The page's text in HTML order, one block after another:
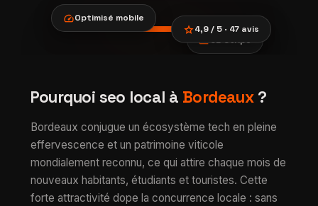
verified
SEO local à
paymentsCB Stripe
speedOptimisé mobile
star4,9 / 5 · 47 avis
Pourquoi seo local à Bordeaux?
Bordeaux conjugue un écosystème tech en pleine
effervescence et un patrimoine viticole
mondialement reconnu, ce qui attire chaque mois de
nouveaux habitants, étudiants et touristes. Cette
forte attractivité dope la concurrence locale : sans